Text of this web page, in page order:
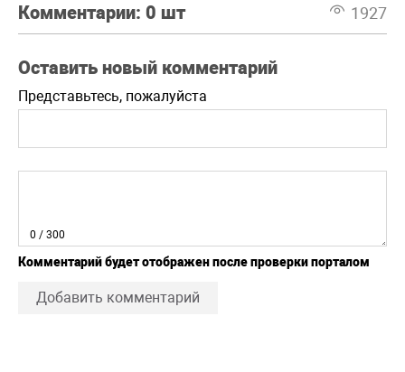
Комментарии: 0 шт 1927
Оставить новый комментарий
Представьтесь, пожалуйста
0 / 300
Комментарий будет отображен после проверки порталом
Добавить комментарий